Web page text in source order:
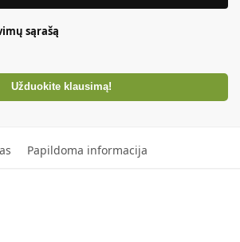
sąrašą
Užduokite klausimą!
Papildoma informacija